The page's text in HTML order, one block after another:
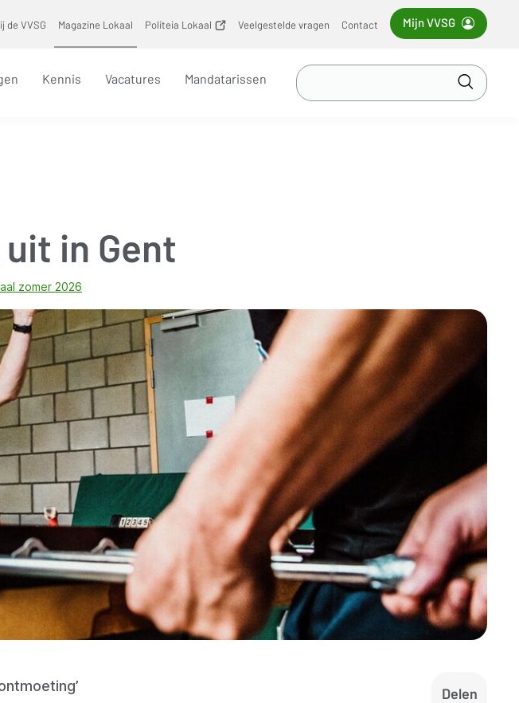
de VVSG Magazine Lokaal Politeia Lokaal
(opent
Veelgestelde vragen Contact Mijn VVSG
Kennis Vacatures Mandatarissen
Zoek
in
in Gent
zomer 2026
Delen